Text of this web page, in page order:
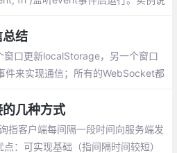
之间的数据传输通信
结
窗口更新localStorage，另一个窗口
来实现通信；所有的WebSocket都
window.open；HTML5 中的 Web
类型
几种方式
指客户端每间隔一段时间向服务端发
：可实现基础（指间隔时间较短）